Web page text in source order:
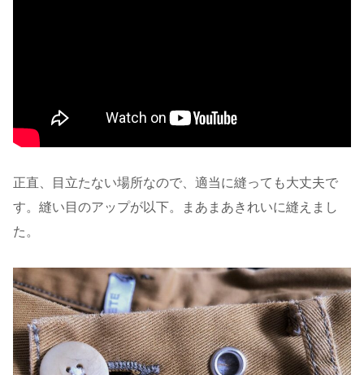
正直、目立たない場所なので、適当に縫っても大丈夫で
す。縫い目のアップが以下。まあまあきれいに縫えまし
た。